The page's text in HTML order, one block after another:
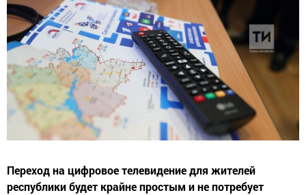
Переход на цифровое телевидение для жителей
республики будет крайне простым и не потребует